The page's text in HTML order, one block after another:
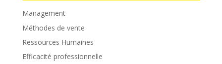
Management
Méthodes de vente
Ressources Humaines
Efficacité professionnelle